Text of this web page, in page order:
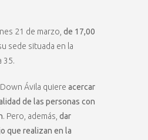
21 de marzo, de 17,00
su sede situada en la
35.
Ávila quiere acercar
de las personas con
. Pero, además, dar
que realizan en la